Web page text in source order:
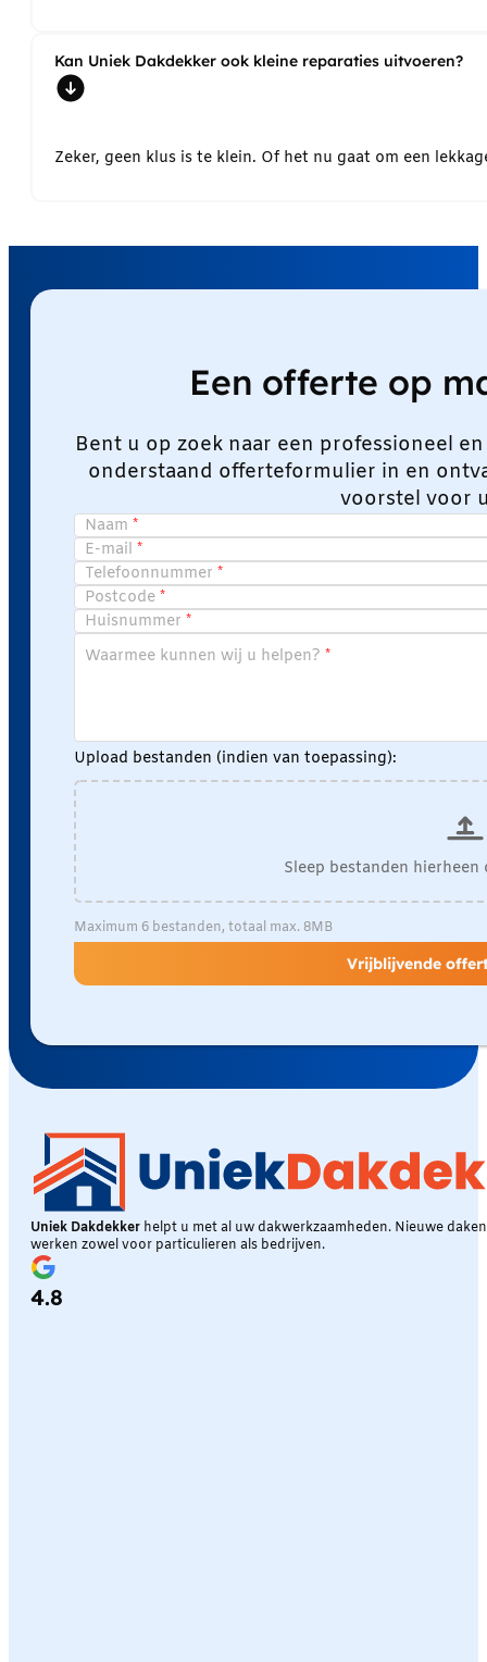
Kan Uniek Dakdekker ook kleine reparaties uitvoeren?
Zeker, geen klus is te klein. Of het nu gaat om een
Een offerte op
Bent u op zoek naar een professioneel
onderstaand offerteformulier in en
voorstel voor
Naam
E-mail
Telefoonnummer
Postcode
Huisnummer
Waarmee kunnen wij u helpen?
Upload bestanden (indien van toepassing):
Sleep bestanden
Maximum 6 bestanden, totaal max. 8MB
Vrijblijvende
Uniek Dakdekker helpt u met al uw dakwerkzaamheden. Nieuwe
werken zowel voor particulieren als bedrijven.
4.8